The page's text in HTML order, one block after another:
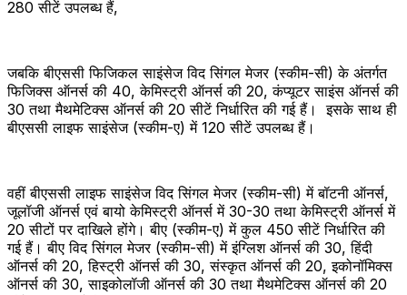
280 सीटें उपलब्ध हैं,
जबकि बीएससी फिजिकल साइंसेज विद सिंगल मेजर (स्कीम-सी) के अंतर्गत
फिजिक्स ऑनर्स की 40, केमिस्ट्री ऑनर्स की 20, कंप्यूटर साइंस ऑनर्स की
30 तथा मैथमेटिक्स ऑनर्स की 20 सीटें निर्धारित की गई हैं। इसके साथ ही
बीएससी लाइफ साइंसेज (स्कीम-ए) में 120 सीटें उपलब्ध हैं।
वहीं बीएससी लाइफ साइंसेज विद सिंगल मेजर (स्कीम-सी) में बॉटनी ऑनर्स,
जूलॉजी ऑनर्स एवं बायो केमिस्ट्री ऑनर्स में 30-30 तथा केमिस्ट्री ऑनर्स में
20 सीटों पर दाखिले होंगे। बीए (स्कीम-ए) में कुल 450 सीटें निर्धारित की
गई हैं। बीए विद सिंगल मेजर (स्कीम-सी) में इंग्लिश ऑनर्स की 30, हिंदी
ऑनर्स की 20, हिस्ट्री ऑनर्स की 30, संस्कृत ऑनर्स की 20, इकोनॉमिक्स
ऑनर्स की 30, साइकोलॉजी ऑनर्स की 30 तथा मैथमेटिक्स ऑनर्स की 20